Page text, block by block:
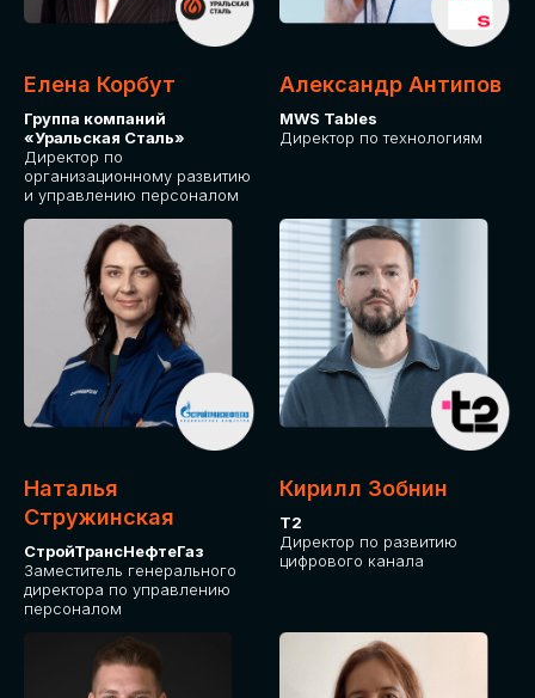
Елена Корбут
Группа компаний
«Уральская Сталь»
Директор по
организационному развитию
и управлению персоналом
Александр Антипов
MWS Tables
Директор по технологиям
Наталья
Стружинская
СтройТрансНефтеГаз
Заместитель генерального
директора по управлению
персоналом
Кирилл Зобнин
Т2
Директор по развитию
цифрового канала
Приглашаем стать спикером GLOBAL
TECH FORUM и поделиться своим
опытом и экспертизой. Будем рады
сотрудничеству!
СТАТЬ
СПИКЕРОМ
IT Solutions for Business
СРЕДИ ПАРТНЕРОВ
МЕРОПРИЯТИЯ